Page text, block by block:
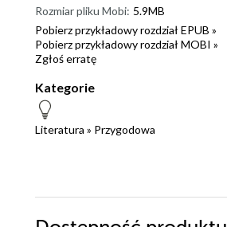
Rozmiar pliku Mobi: 5.9MB
Pobierz przykładowy rozdział EPUB »
Pobierz przykładowy rozdział MOBI »
Zgłoś erratę
Kategorie
Literatura » Przygodowa